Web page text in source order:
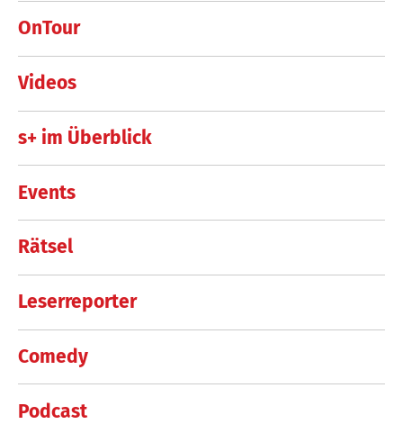
OnTour
Videos
s+ im Überblick
Events
Rätsel
Leserreporter
Comedy
Podcast